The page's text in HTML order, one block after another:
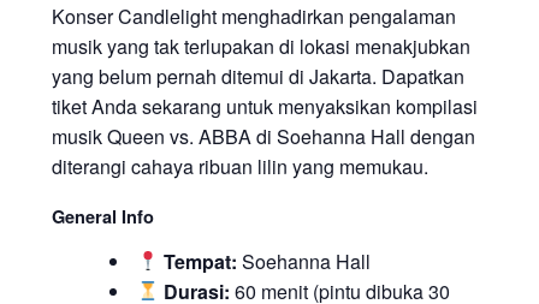
Konser Candlelight menghadirkan pengalaman
musik yang tak terlupakan di lokasi menakjubkan
yang belum pernah ditemui di Jakarta. Dapatkan
tiket Anda sekarang untuk menyaksikan kompilasi
musik Queen vs. ABBA di Soehanna Hall dengan
diterangi cahaya ribuan lilin yang memukau.
General Info
Tempat: Soehanna Hall
Durasi: 60 menit (pintu dibuka 30